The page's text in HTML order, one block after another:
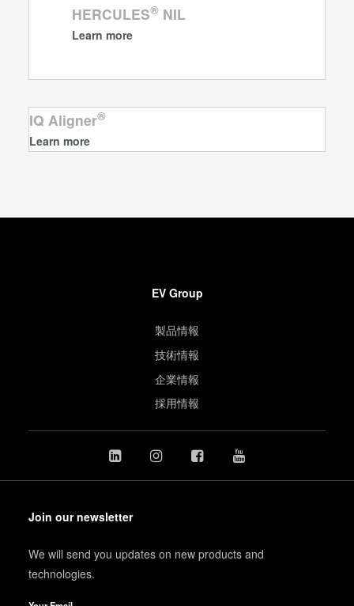
HERCULES®NIL
Learn more
IQ Aligner®
Learn more
EV Group
製品情報
技術情報
企業情報
採用情報
Join our newsletter
We will send you updates on new products and
technologies.